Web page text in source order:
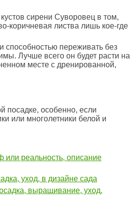
сирени Суворовец в том,
коричневая листва лишь кое-где
способностью переживать без
Лучше всего он будет расти на
месте с дренированной,
посадке, особенно, если
или многолетники белой и
реальность, описание
уход, в дизайне сада
выращивание, уход,